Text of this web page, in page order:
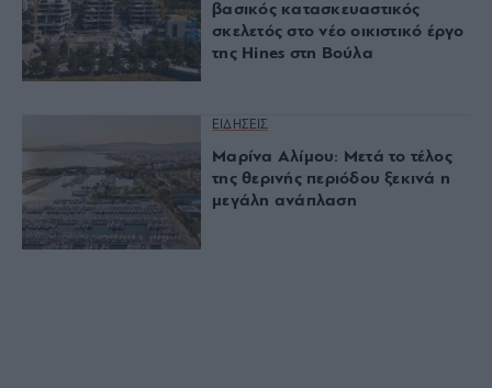
βασικός κατασκευαστικός
σκελετός στο νέο οικιστικό έργο
της Hines στη Βούλα
ΕΙΔΗΣΕΙΣ
Μαρίνα Αλίμου: Μετά το τέλος
της θερινής περιόδου ξεκινά η
μεγάλη ανάπλαση